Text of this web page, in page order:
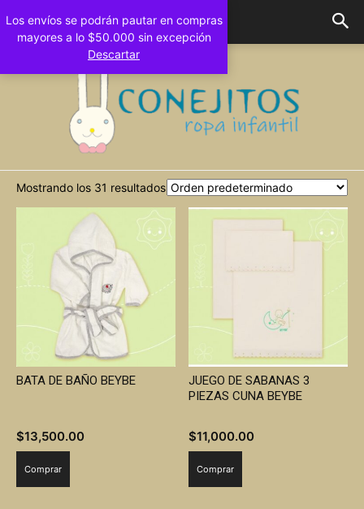
Conejitos
Mostrando los 31 resultados
BATA DE BAÑO BEYBE
$13,500.00
Comprar
JUEGO DE SABANAS 3
PIEZAS CUNA BEYBE
$11,000.00
Comprar
Los envíos se podrán pautar en compras
mayores a lo $50.000 sin excepción
Descartar